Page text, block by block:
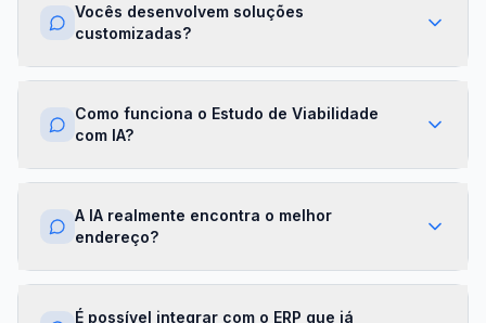
Vocês desenvolvem soluções
customizadas?
Sim. Além dos módulos prontos, criamos
algoritmos proprietários e APIs sob demanda.
sua franqueadora.
Como funciona o Estudo de Viabilidade
com IA?
Nossa IA cruza dados de mercado,
financeiras para gerar um score de viabilidade
por região. Você recebe um relatório completo
com recomendações em minutos.
A IA realmente encontra o melhor
endereço?
Sim. O módulo de Geolocalização cruza fluxo
É possível integrar com o ERP que já